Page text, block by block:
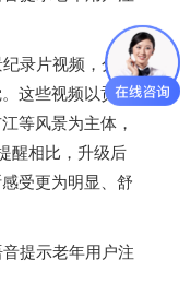
录片视频，分别
这些视频以贡嘎
等风景为主体，
醒相比，升级后
受更为明显、舒